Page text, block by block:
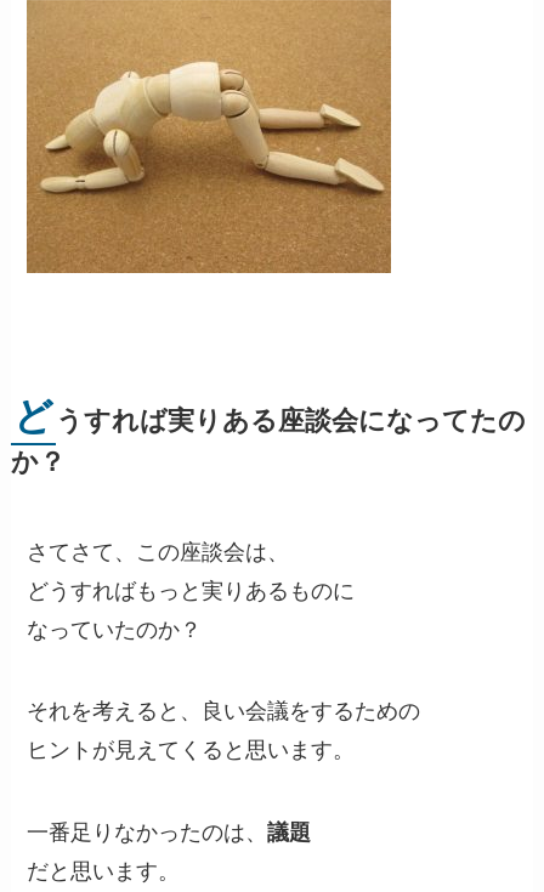
ど うすれば実りある座談会になってたの
か？
さてさて、この座談会は、
どうすればもっと実りあるものに
なっていたのか？
それを考えると、良い会議をするための
ヒントが見えてくると思います。
一番足りなかったのは、議題
だと思います。